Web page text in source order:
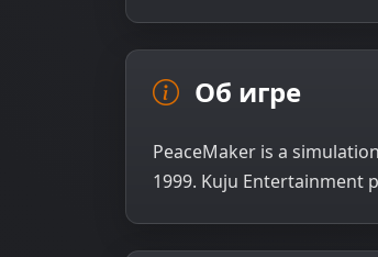
Об игре
PeaceMaker is a
1999. Kuju Entertainment